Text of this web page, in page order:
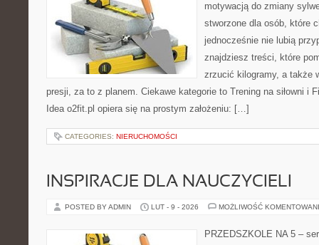
motywacją do zmiany
stworzone dla osób, które
jednocześnie nie lubią
znajdziesz treści, które
zrzucić kilogramy, a także
presji, za to z planem. Ciekawe kategorie to Trening na siłowni i
Idea o2fit.pl opiera się na prostym założeniu: […]
CATEGORIES: NIERUCHOMOŚCI
INSPIRACJE DLA NAUCZYCIELI
POSTED BY ADMIN LUT - 9 - 2026 MOŻLIWOŚĆ
PRZEDSZKOLE NA 5 –